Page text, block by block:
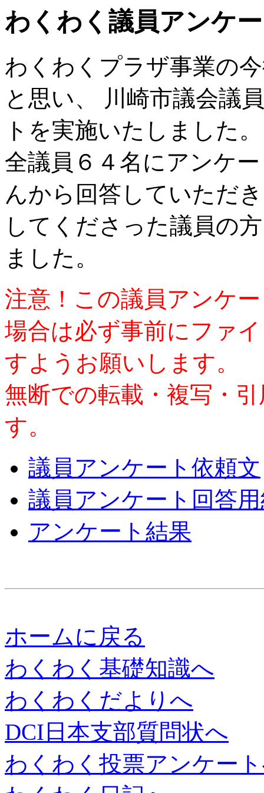
わくわく議員アンケ
わくわくプラザ事業の
と思い、 川崎市議会議
トを実施いたしました。
全議員６４名にアンケ
んから回答していただ
してくださった議員の
ました。
注意！この議員アンケ
場合は必ず事前にファ
すようお願いします。
無断での転載・複写・
す。
議員アンケート依頼文
議員アンケート回答
アンケート結果
ホームに戻る
わくわく基礎知識へ
わくわくだよりへ
DCI日本支部質問状へ
わくわく投票アンケー